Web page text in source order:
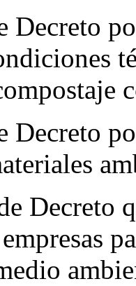
Decreto
Decreto
Decreto